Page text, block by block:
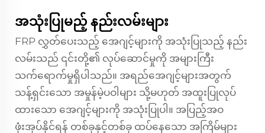
အသုံးပြုမည့် နည်းလမ်းများ
FRP လွှတ်ပေးသည့် အေဂျင့်များကို အသုံးပြုသည့် နည်း
လမ်းသည် ၎င်းတို့၏ လုပ်ဆောင်မှုကို အများကြီး
သက်ရောက်မှုရှိပါသည်။ အရည်အေဂျင့်များအတွက်
သန့်ရှင်းသော အမှုန်မဲ့ပဝါများ သို့မဟုတ် အထူးပြုလုပ်
ထားသော အေဂျင့်များကို အသုံးပြုပါ။ အပြည့်အဝ
ဖုံးအုပ်နိုင်ရန် တစ်ခုနှင့်တစ်ခု ထပ်နေသော အကြိမ်များ